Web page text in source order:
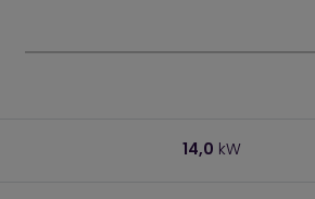
14,0 kW